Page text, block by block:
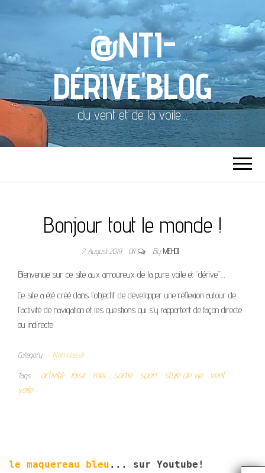
@NTI-
DÉRIVE'BLOG
du vent et de la voile…
Bonjour tout le monde !
7 August 2019 Off By MEHDI
Bienvenue sur ce site aux amoureux de la pure voile et “dérive”…
Ce site a été créé dans l’objectif de développer une réflexion autour de
l’activité de navigation et les questions qui s’y rapportent de façon directe
ou indirecte
Category Non classé
Tags activité loisir mer sortie sport style de vie
vent
voile
le maquereau bleu ... sur Youtube!